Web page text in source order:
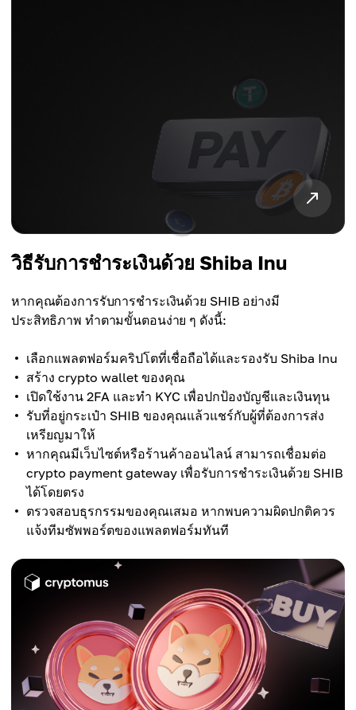
วิธีรับการชำระเงินด้วย Shiba Inu
หากคุณต้องการรับการชำระเงินด้วย SHIB อย่างมี
ประสิทธิภาพ ทำตามขั้นตอนง่าย ๆ ดังนี้:
เลือกแพลตฟอร์มคริปโตที่เชื่อถือได้และรองรับ Shiba Inu
สร้าง crypto wallet ของคุณ
เปิดใช้งาน 2FA และทำ KYC เพื่อปกป้องบัญชีและเงินทุน
รับที่อยู่กระเป๋า SHIB ของคุณแล้วแชร์กับผู้ที่ต้องการส่ง
เหรียญมาให้
หากคุณมีเว็บไซต์หรือร้านค้าออนไลน์ สามารถเชื่อมต่อ
crypto payment gateway เพื่อรับการชำระเงินด้วย SHIB
ได้โดยตรง
ตรวจสอบธุรกรรมของคุณเสมอ หากพบความผิดปกติควร
แจ้งทีมซัพพอร์ตของแพลตฟอร์มทันที